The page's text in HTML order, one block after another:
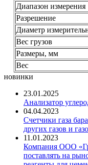
Диапазон измерения
Разрешение
Диаметр
Вес грузов
Размеры, мм
Вес
новинки
23.01.2025
Анализатор
04.04.2023
Счетчики газа
других газов и
11.01.2023
Компания ООО
поставлять на